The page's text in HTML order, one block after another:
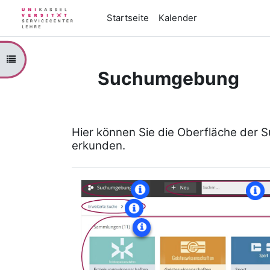
Zum Hauptinhalt
Startseite
Kalender
Kursindex öffnen
Suchumgebung
Hier können Sie die Oberfläche der
erkunden.